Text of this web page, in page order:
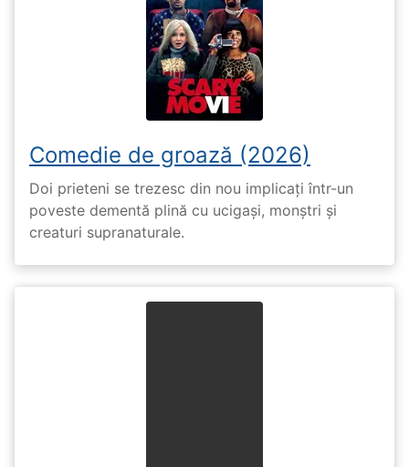
Comedie de groază (2026)
Doi prieteni se trezesc din nou implicați într-un
poveste dementă plină cu ucigași, monștri și
creaturi supranaturale.